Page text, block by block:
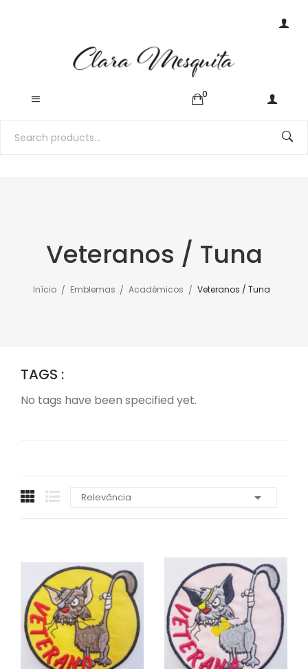
0
Veteranos / Tuna
Início Emblemas Académicos Veteranos / Tuna
TAGS :
No tags have been specified yet.
Relevância 